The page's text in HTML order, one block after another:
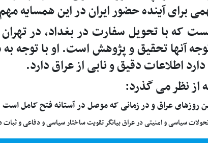
برای آینده حضور ایران در این همسایه
که با تحویل سفارت در بغداد، در
آنها تحقیق و پژوهش است. او با توجه
اطلاعات دقیق و نابی از عراق دارد.
از نظر می گذرد:
روزهای عراق و در زمانی که موصل در آستانه فتح کامل است
تحولات سیاسی و امنیتی در عراق بیانگر تقویت ساختار سیاسی و دفاعی و